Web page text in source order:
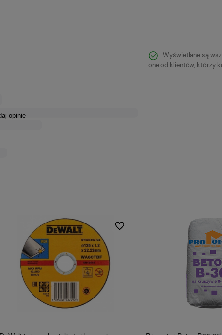
opinię
Wyświetlane są
one od klientów, którzy
Do ulubionych